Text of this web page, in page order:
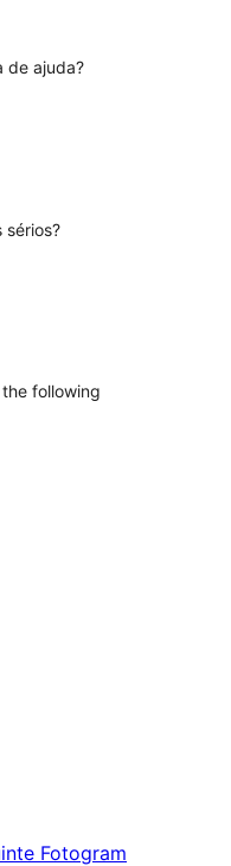
de ajuda?
sérios?
following
Fotogram